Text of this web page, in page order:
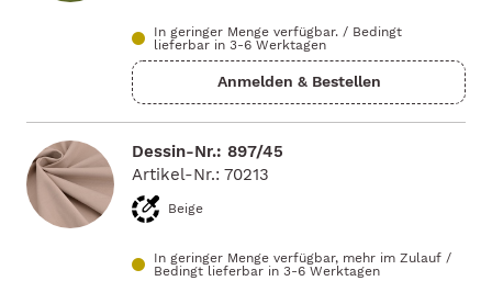
In geringer Menge verfügbar. / Bedingt
lieferbar in 3-6 Werktagen
Dessin-Nr.: 897/45
Artikel-Nr.: 70213
Beige
In geringer Menge verfügbar, mehr im Zulauf /
Bedingt lieferbar in 3-6 Werktagen